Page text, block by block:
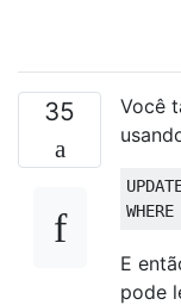
35
Você
WHERE
E
pode